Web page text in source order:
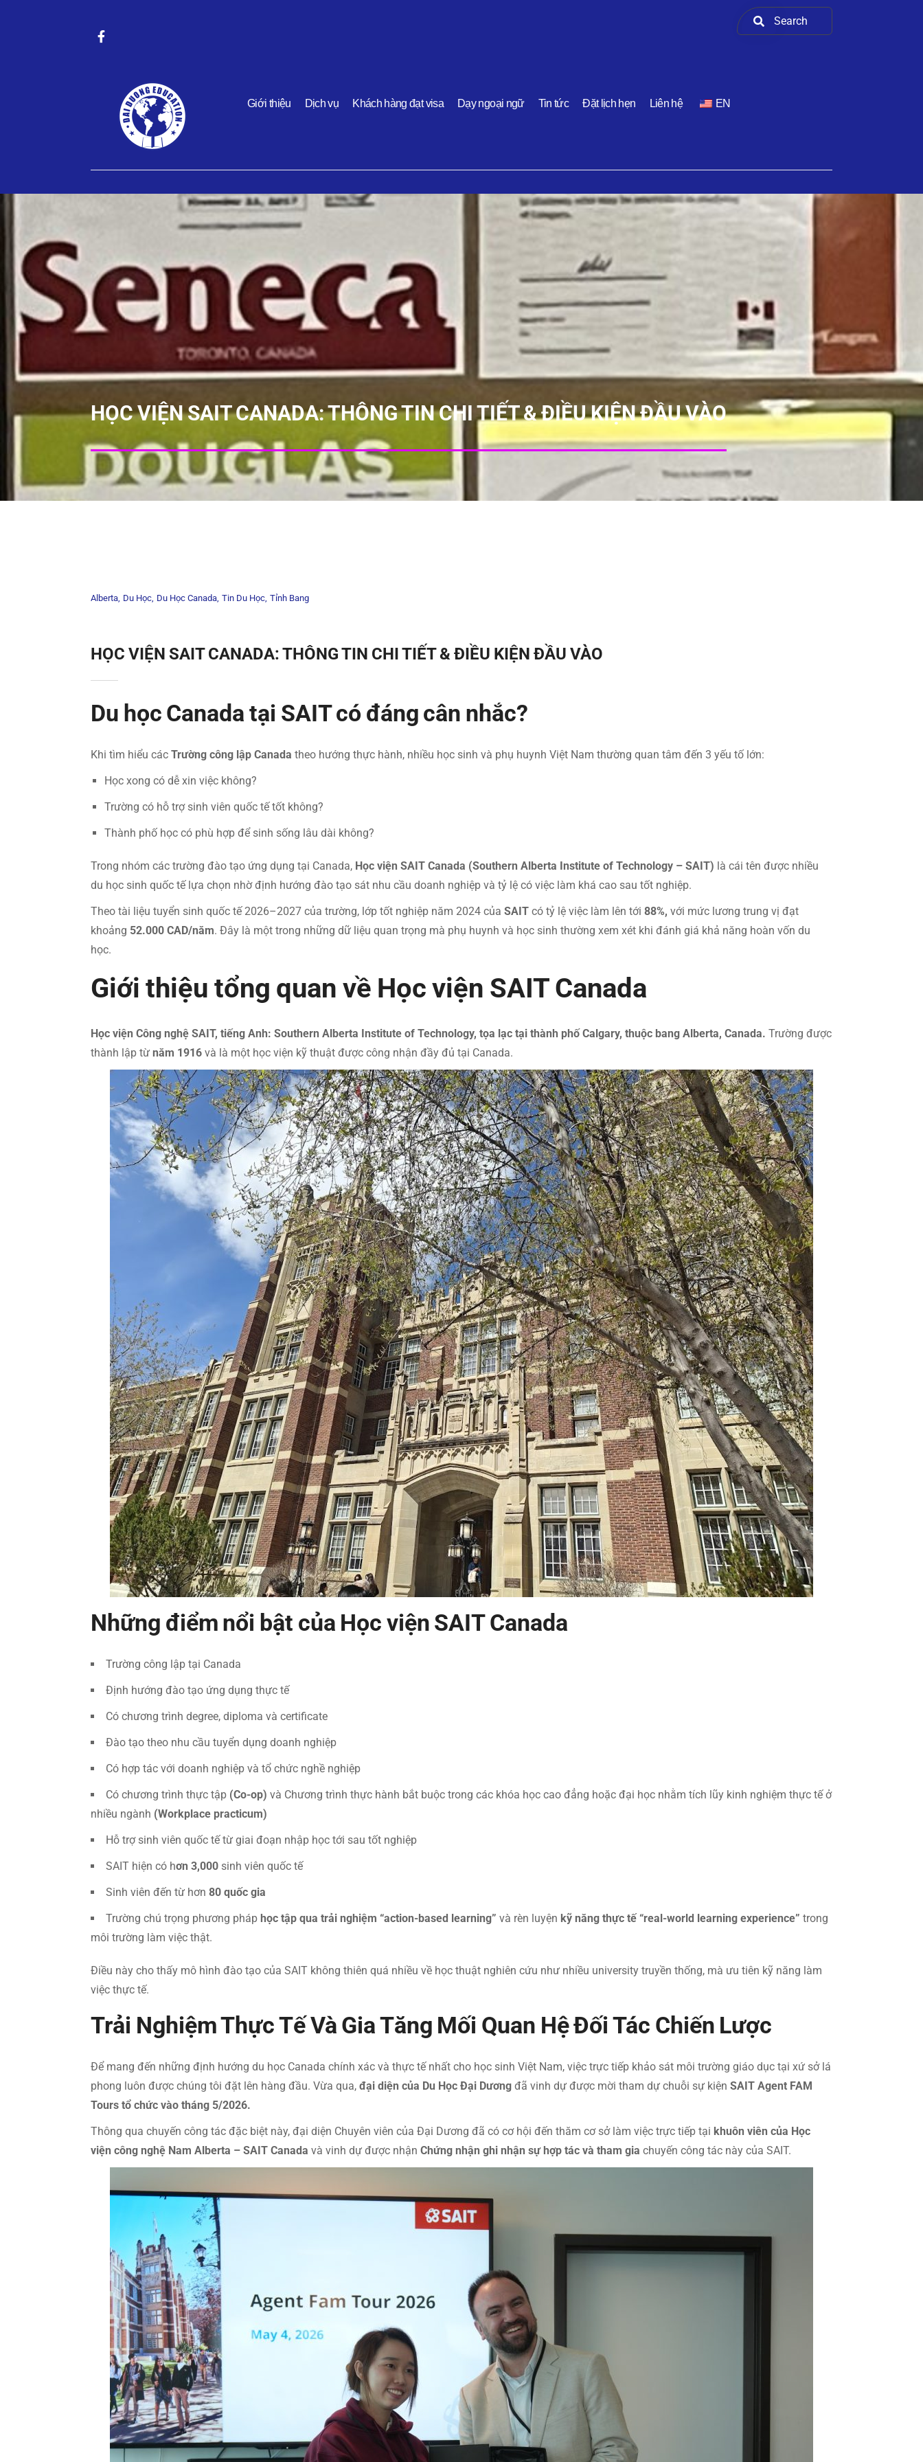
Giới thiệu Dịch vụ Khách hàng đạt visa Dạy ngoại ngữ Tin tức Đặt lịch hẹn Liên hệ EN
HỌC VIỆN SAIT CANADA: THÔNG TIN CHI TIẾT & ĐIỀU KIỆN ĐẦU VÀO
Alberta Du Học Du Học Canada Tin Du Học Tỉnh Bang
HỌC VIỆN SAIT CANADA: THÔNG TIN CHI TIẾT & ĐIỀU KIỆN ĐẦU VÀO
Du học Canada tại SAIT có đáng cân nhắc?
Khi tìm hiểu các Trường công lập Canada theo hướng thực hành, nhiều học sinh và phụ huynh Việt Nam thường quan tâm đến 3 yếu tố lớn:
Học xong có dễ xin việc không?
Trường có hỗ trợ sinh viên quốc tế tốt không?
Thành phố học có phù hợp để sinh sống lâu dài không?
Trong nhóm các trường đào tạo ứng dụng tại Canada, Học viện SAIT Canada (Southern Alberta Institute of Technology – SAIT) là cái tên được nhiều
du học sinh quốc tế lựa chọn nhờ định hướng đào tạo sát nhu cầu doanh nghiệp và tỷ lệ có việc làm khá cao sau tốt nghiệp.
Theo tài liệu tuyển sinh quốc tế 2026–2027 của trường, lớp tốt nghiệp năm 2024 của SAIT có tỷ lệ việc làm lên tới 88%, với mức lương trung vị đạt
khoảng 52.000 CAD/năm. Đây là một trong những dữ liệu quan trọng mà phụ huynh và học sinh thường xem xét khi đánh giá khả năng hoàn vốn du
học.
Giới thiệu tổng quan về Học viện SAIT Canada
Học viện Công nghệ SAIT, tiếng Anh: Southern Alberta Institute of Technology, tọa lạc tại thành phố Calgary, thuộc bang Alberta, Canada. Trường được
thành lập từ năm 1916 và là một học viện kỹ thuật được công nhận đầy đủ tại Canada.
Những điểm nổi bật của Học viện SAIT Canada
Trường công lập tại Canada
Định hướng đào tạo ứng dụng thực tế
Có chương trình degree, diploma và certificate
Đào tạo theo nhu cầu tuyển dụng doanh nghiệp
Có hợp tác với doanh nghiệp và tổ chức nghề nghiệp
Có chương trình thực tập (Co-op) và Chương trình thực hành bắt buộc trong các khóa học cao đẳng hoặc đại học nhằm tích lũy kinh nghiệm thực tế ở
nhiều ngành (Workplace practicum)
Hỗ trợ sinh viên quốc tế từ giai đoạn nhập học tới sau tốt nghiệp
SAIT hiện có hơn 3,000 sinh viên quốc tế
Sinh viên đến từ hơn 80 quốc gia
Trường chú trọng phương pháp học tập qua trải nghiệm “action-based learning” và rèn luyện kỹ năng thực tế “real-world learning experience” trong
môi trường làm việc thật.
Điều này cho thấy mô hình đào tạo của SAIT không thiên quá nhiều về học thuật nghiên cứu như nhiều university truyền thống, mà ưu tiên kỹ năng làm
việc thực tế.
Trải Nghiệm Thực Tế Và Gia Tăng Mối Quan Hệ Đối Tác Chiến Lược
Để mang đến những định hướng du học Canada chính xác và thực tế nhất cho học sinh Việt Nam, việc trực tiếp khảo sát môi trường giáo dục tại xứ sở lá
phong luôn được chúng tôi đặt lên hàng đầu. Vừa qua, đại diện của Du Học Đại Dương đã vinh dự được mời tham dự chuỗi sự kiện SAIT Agent FAM
Tours tổ chức vào tháng 5/2026.
Thông qua chuyến công tác đặc biệt này, đại diện Chuyên viên của Đại Dương đã có cơ hội đến thăm cơ sở làm việc trực tiếp tại khuôn viên của Học
viện công nghệ Nam Alberta – SAIT Canada và vinh dự được nhận Chứng nhận ghi nhận sự hợp tác và tham gia chuyến công tác này của SAIT.